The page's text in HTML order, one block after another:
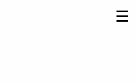
☰